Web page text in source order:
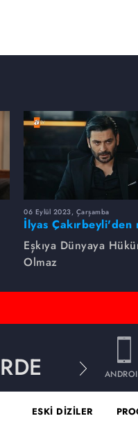
06 Eylül 2023, Çarşamba
İlyas Çakırbeyli'den
dersleri!
Eşkıya Dünyaya
Olmaz
ESKİ DİZİLER